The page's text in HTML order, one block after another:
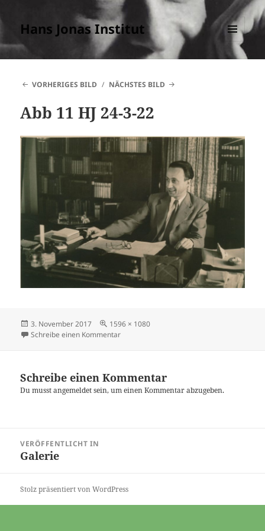
Hans Jonas Institut
MENÜ
UND
VORHERIGES BILD
NÄCHSTES BILD
Abb 11 HJ 24-3-22
Veröffentlicht
am
3. November 2017 Originalgröße
1596 × 1080
Schreibe einen Kommentarzu Abb 11 HJ 24-3-22
Schreibe einen Kommentar
Du musstangemeldetsein, um einen Kommentar abzugeben.
VERÖFFENTLICHT IN
Galerie
Stolz präsentiert von WordPress